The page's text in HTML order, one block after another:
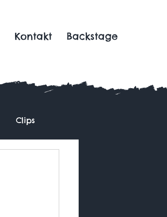
Kontakt Backstage
Clips